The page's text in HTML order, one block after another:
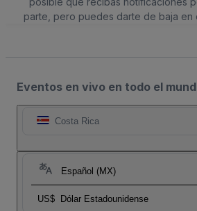
parte, pero puedes darte de baja en
Eventos en vivo en todo el
Costa Rica
Español (MX)
US$ Dólar Estadounidense